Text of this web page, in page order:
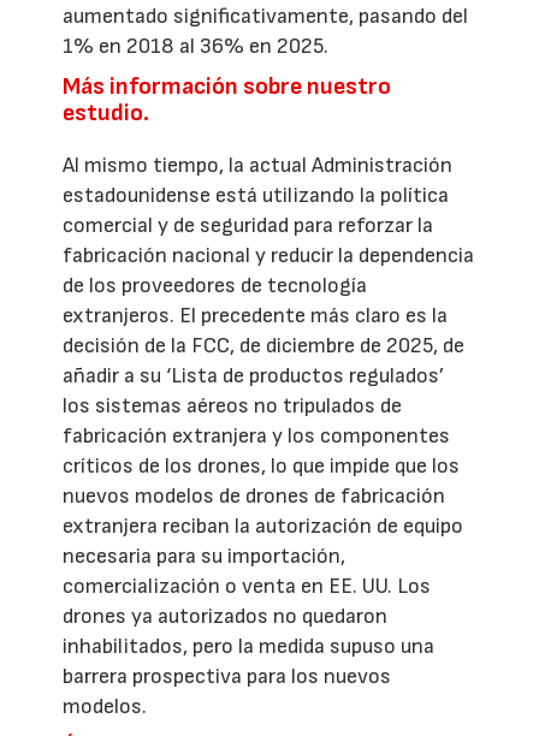
aumentado significativamente, pasando del
1% en 2018 al 36% en 2025.
Más información sobre nuestro
estudio.
Al mismo tiempo, la actual Administración
estadounidense está utilizando la política
comercial y de seguridad para reforzar la
fabricación nacional y reducir la dependencia
de los proveedores de tecnología
extranjeros. El precedente más claro es la
decisión de la FCC, de diciembre de 2025, de
añadir a su ‘Lista de productos regulados’
los sistemas aéreos no tripulados de
fabricación extranjera y los componentes
críticos de los drones, lo que impide que los
nuevos modelos de drones de fabricación
extranjera reciban la autorización de equipo
necesaria para su importación,
comercialización o venta en EE. UU. Los
drones ya autorizados no quedaron
inhabilitados, pero la medida supuso una
barrera prospectiva para los nuevos
modelos.